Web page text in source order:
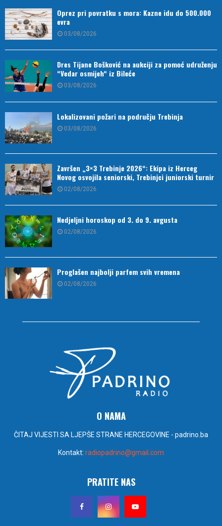
Oprez pri povratku s mora: Kazne idu do 500.000
evra
03/08/2026
Dres Tijane Bošković na aukciji za pomoć udruženju
“Vedar osmijeh“ iz Bileće
03/08/2026
Lokalizovani požari na području Trebinja
03/08/2026
Završen „3×3 Trebinje 2026“: Ekipa iz Herceg
Novog osvojila seniorski, Trebinjci juniorski turnir
02/08/2026
Nedjeljni horoskop od 3. do 9. avgusta
02/08/2026
Proglašen najbolji parfem svih vremena
02/08/2026
O NAMA
ČITAJ VIJESTI SA LJEPŠE STRANE HERCEGOVINE - padrino.ba
Kontakt: radiopadrino@gmail.com
PRATITE NAS